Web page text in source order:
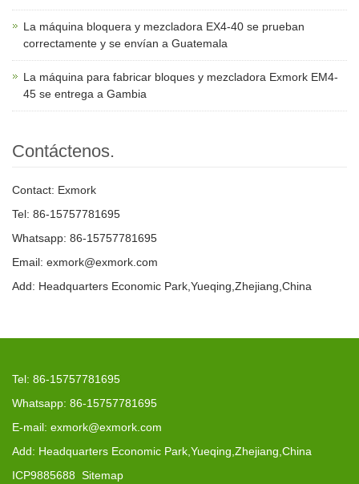
La máquina bloquera y mezcladora EX4-40 se prueban
correctamente y se envían a Guatemala
La máquina para fabricar bloques y mezcladora Exmork EM4-
45 se entrega a Gambia
Contáctenos.
Contact: Exmork
Tel: 86-15757781695
Whatsapp: 86-15757781695
Email: exmork@exmork.com
Add: Headquarters Economic Park,Yueqing,Zhejiang,China
Tel: 86-15757781695
Whatsapp: 86-15757781695
E-mail: exmork@exmork.com
Add: Headquarters Economic Park,Yueqing,Zhejiang,China
ICP9885688 Sitemap